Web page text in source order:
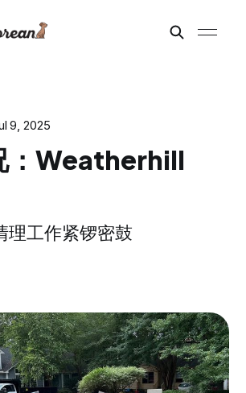
9, 2025
：Weatherhill
理工作紧锣密鼓